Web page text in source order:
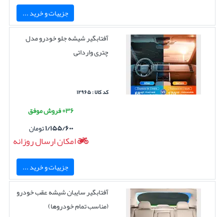
جزییات و خرید ...
آفتابگیر شیشه جلو خودرو مدل
چتری وارداتی
کد کالا : ۱۲۹۶۵
۳۶+ فروش موفق
۱/۱۵۵/۶۰۰تومان
امکان ارسال روزانه
جزییات و خرید ...
آفتابگیر سایبان شیشه عقب خودرو
(مناسب تمام خودروها)